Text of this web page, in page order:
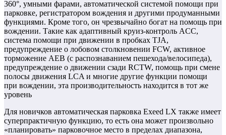
360°, умными фарами, автоматической системой помощи при
парковке, регистратором вождения и другими продуманными
функциями. Кроме того, он чрезвычайно богат на помощь при
вождении. Такие как адаптивный круиз-контроль ACC,
система помощи при движении в пробках TJA,
предупреждение о лобовом столкновении FCW, активное
торможение AEB (с распознаванием пешехода/велосипеда),
предупреждение о движении сзади RCTW, помощь при смене
полосы движения LCA и многие другие функции помощи
при вождении, эта производительность находится в тот же
уровень
Для новичков автоматическая парковка Exeed LX также имеет
суперпрактичную функцию, то есть она может произвольно
«планировать» парковочное место в пределах диапазона,